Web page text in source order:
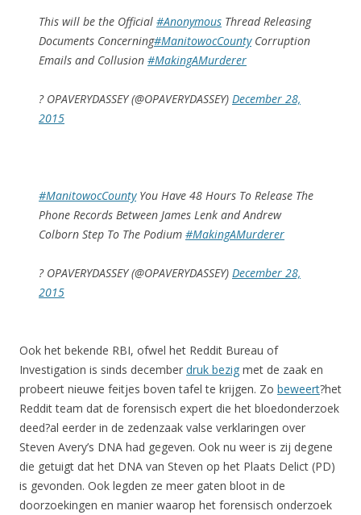
This will be the Official #Anonymous Thread Releasing
Documents Concerning#ManitowocCountyCorruption
Emails and Collusion #MakingAMurderer
? OPAVERYDASSEY (@OPAVERYDASSEY) December 28,
2015
#ManitowocCountyYou Have 48 Hours To Release The
Phone Records Between James Lenk and Andrew
Colborn Step To The Podium #MakingAMurderer
? OPAVERYDASSEY (@OPAVERYDASSEY) December 28,
2015
Ook het bekende RBI, ofwel het Reddit Bureau of
Investigation is sinds december druk bezig met de zaak en
probeert nieuwe feitjes boven tafel te krijgen. Zo beweert?het
Reddit team dat de forensisch expert die het bloedonderzoek
deed?al eerder in de zedenzaak valse verklaringen over
Steven Avery’s DNA had gegeven. Ook nu weer is zij degene
die getuigt dat het DNA van Steven op het Plaats Delict (PD)
is gevonden. Ook legden ze meer gaten bloot in de
doorzoekingen en manier waarop het forensisch onderzoek